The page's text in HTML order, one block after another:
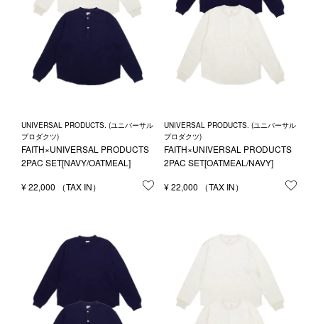
UNIVERSAL PRODUCTS. (ユニバーサル
プロダクツ)
FAITH×UNIVERSAL PRODUCTS
2PAC SET[NAVY/OATMEAL]
¥22,000 お気に入りに登録する
UNIVERSAL PRODUCTS. (ユニバーサル
プロダクツ)
FAITH×UNIVERSAL PRODUCTS
2PAC SET[OATMEAL/NAVY]
¥22,000